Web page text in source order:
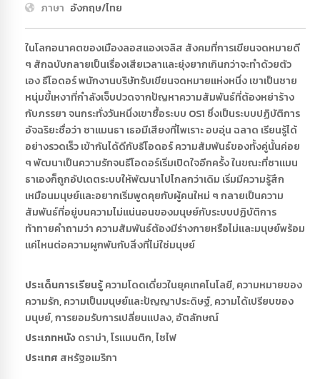
ภาษา อังกฤษ/ไทย
ในโลกอนาคตของเมืองลอสแองเจลิส สังคมที่การเขียนจดหมายดี
ๆ สักฉบับกลายเป็นเรื่องเสียเวลาและยุ่งยากเกินกว่าจะทำด้วยตัว
เอง ธีโอดอร์ พนักงานบริษัทรับเขียนจดหมายเเห่งหนึ่ง เขาเป็นชาย
หนุ่มขี้เหงาที่กำลังเจ็บปวดจากปัญหาความสัมพันธ์ที่ต้องหย่าร้าง
กับภรรยา จนกระทั่งวันหนึ่งเขาซื้อระบบ OS1 ซึ่งเป็นระบบปฏิบัติการ
อัจฉริยะชื่อว่า ซาแมนธา เธอมีเสียงที่ไพเราะ อบอุ่น ฉลาด เรียนรู้ได้
อย่างรวดเร็ว เข้ากันได้ดีกับธีโอดอร์ ความสัมพันธ์ของทั้งคู่นั้นค่อย
ๆ พัฒนาเป็นความรักจนธีโอดอร์เริ่มเปิดใจอีกครั้ง ในขณะที่ซาแมน
ธาเองก็ถูกอัปเดตระบบให้พัฒนาไปไกลกว่าเดิม เริ่มมีความรู้สึก
เหมือนมนุษย์และอยากเริ่มพูดคุยกับผู้คนใหม่ ๆ กลายเป็นความ
สัมพันธ์ที่อยู่บนความไม่แน่นอนของมนุษย์กับระบบปฏิบัติการ
ท้าทายคำถามว่า ความสัมพันธ์ต้องมีร่างกายหรือไม่และมนุษย์พร้อม
แค่ไหนต่อความผูกพันกับสิ่งที่ไม่ใช่มนุษย์
ประเด็นการเรียนรู้ความโดดเดี่ยวในยุคเทคโนโลยี, ความหมายของ
ความรัก, ความเป็นมนุษย์และปัญญาประดิษฐ์, ความได้เปรียบของ
มนุษย์, การยอมรับการเปลี่ยนแปลง, อัตลักษณ์
ประเภทหนังดราม่า, โรแมนติก, ไซไฟ
ประเทศ สหรัฐอเมริกา